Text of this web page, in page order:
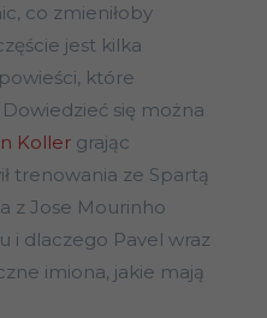
co zmieniłoby
jest kilka
które
się można
Koller grając
trenowania ze Spartą
z Jose Mourinho
i dlaczego Pavel wraz
imiona, jakie mają